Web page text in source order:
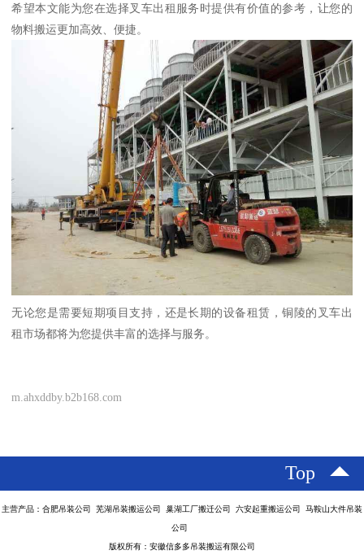
希望本文能为您在选择叉车出租服务时提供有价值的参考，让您的
物料搬运更加高效、便捷。
无论您是需要短期项目支持，还是长期的设备租赁，铜陵的叉车出
租市场都将为您提供丰富的选择与服务。
m.ahxddby.b2b168.com
Top
主营产品：合肥吊装公司 芜湖吊装搬运公司 巢湖工厂搬迁公司 六安起重搬运公司 马鞍山大件吊装
公司
版权所有：安徽信多多吊装搬运有限公司